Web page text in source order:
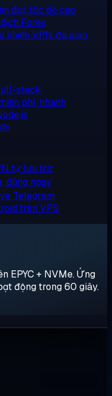
đại, tốc độ cao
Forex
khiển VPN đa giao
stack
phí, nhanh
tự lưu trữ
dùng ngay
Telegram
trên VPS
EPYC + NVMe. Ứng
động trong 60 giây.